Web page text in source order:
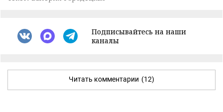
Подписывайтесь на наши
каналы
Читать комментарии (12)